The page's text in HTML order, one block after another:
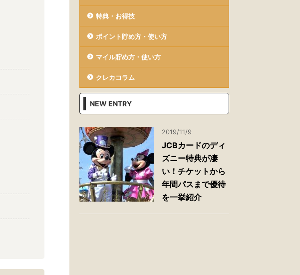
特典・お得技
ポイント貯め方・使い方
マイル貯め方・使い方
クレカコラム
NEW ENTRY
2019/11/9
JCBカードのディ
ズニー特典が凄
い！チケットから
年間パスまで優待
を一挙紹介